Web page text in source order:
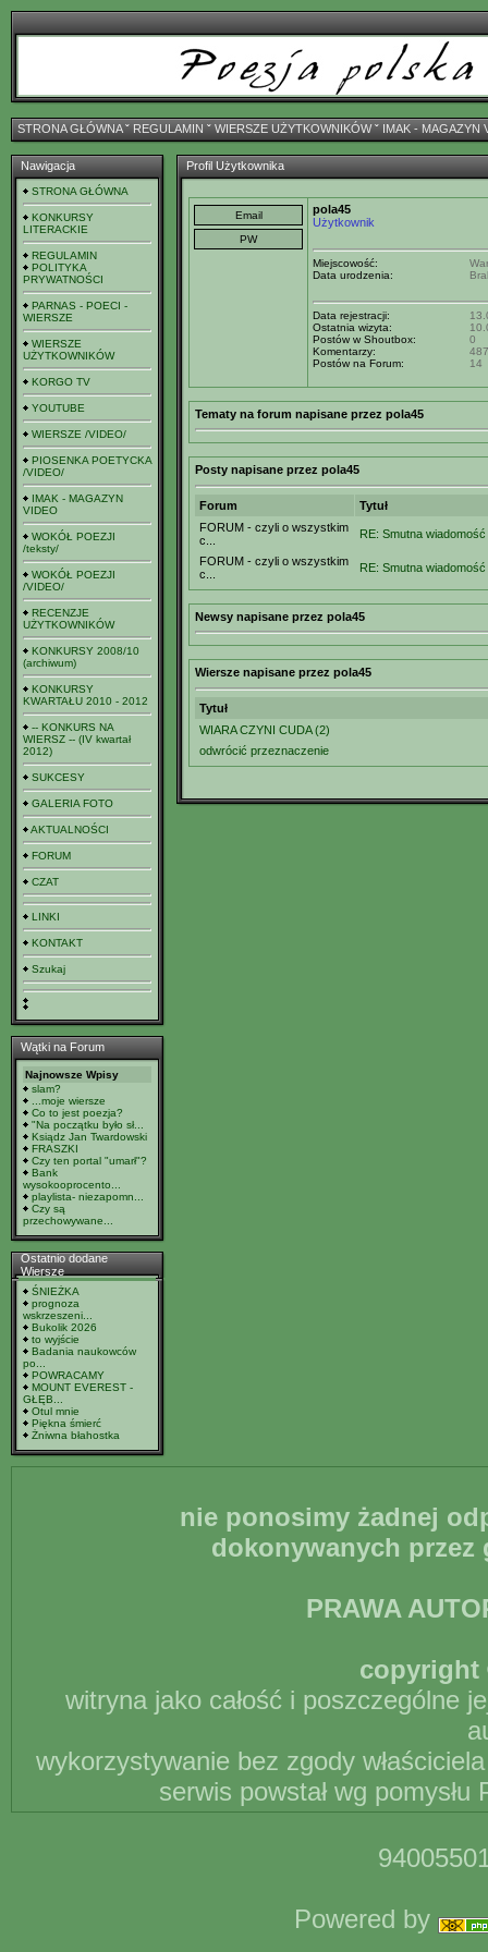
STRONA GŁÓWNAˇ REGULAMIN ˇ WIERSZE UŻYTKOWNIKÓWˇ IMAK - MAGAZYN
Nawigacja
STRONA GŁÓWNA
KONKURSY
LITERACKIE
REGULAMIN
POLITYKA
PRYWATNOŚCI
PARNAS - POECI -
WIERSZE
WIERSZE
UŻYTKOWNIKÓW
KORGO TV
YOUTUBE
WIERSZE /VIDEO/
PIOSENKA POETYCKA
/VIDEO/
IMAK - MAGAZYN
VIDEO
WOKÓŁ POEZJI
/teksty/
WOKÓŁ POEZJI
/VIDEO/
RECENZJE
UŻYTKOWNIKÓW
KONKURSY 2008/10
(archiwum)
KONKURSY
KWARTAŁU 2010 - 2012
-- KONKURS NA
WIERSZ -- (IV kwartał
2012)
SUKCESY
GALERIA FOTO
AKTUALNOŚCI
FORUM
CZAT
LINKI
KONTAKT
Szukaj
Wątki na Forum
Najnowsze Wpisy
slam?
...moje wiersze
Co to jest poezja?
"Na początku było sł...
Ksiądz Jan Twardowski
FRASZKI
Czy ten portal "umarł"?
Bank
wysokooprocento...
playlista- niezapomn...
Czy są
przechowywane...
Ostatnio dodane
Wiersze
ŚNIEŻKA
prognoza
wskrzeszeni...
Bukolik 2026
to wyjście
Badania naukowców
po...
POWRACAMY
MOUNT EVEREST -
GŁĘB...
Otul mnie
Piękna śmierć
Żniwna błahostka
Profil Użytkownika
pola45
Użytkownik
Miejscowość:
Data urodzenia:
Data rejestracji:
Ostatnia wizyta:
Postów w Shoutbox:
0
Komentarzy:
487
Postów na Forum:
14
Tematy na forum napisane przez pola45
Posty napisane przez pola45
Forum
Tytuł
FORUM - czyli o wszystkim
c...
RE: Smutna wiadomość
FORUM - czyli o wszystkim
c...
RE: Smutna wiadomość
Newsy napisane przez pola45
Wiersze napisane przez pola45
Tytuł
WIARA CZYNI CUDA (2)
odwrócić przeznaczenie
nie ponosimy żadnej
dokonywanych
PRAWA
copyright
witryna jako całość i poszczególne
wykorzystywanie bez zgody
serwis powstał wg
Powered by